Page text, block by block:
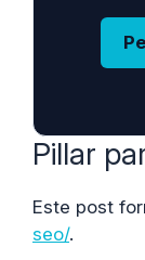
Pillar
Este post
seo/.